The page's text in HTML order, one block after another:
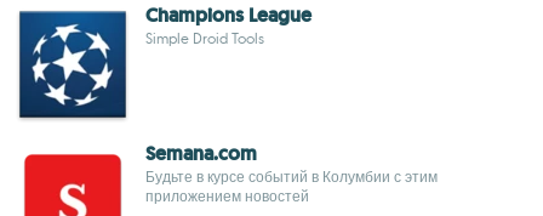
Champions League
Simple Droid Tools
Semana.com
Будьте в курсе событий в Колумбии с этим
приложением новостей